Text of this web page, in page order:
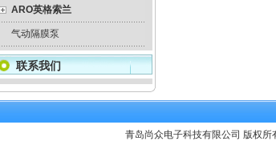
ARO英格索兰
气动隔膜泵
联系我们
青岛尚众电子科技有限公司 版权所